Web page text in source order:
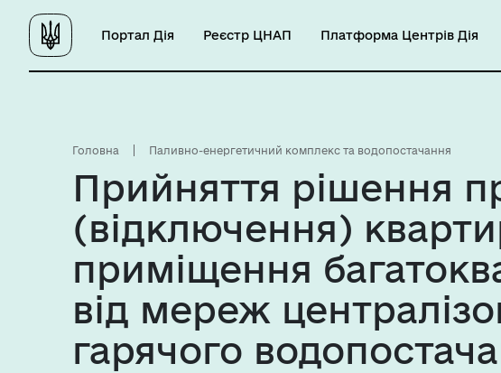
Портал Дія Реєстр ЦНАП Платформа Центрів Дія
Головна Паливно-енергетичний комплекс та водопостачання
Прийняття рішення
(відключення)
приміщення
від мереж
гарячого